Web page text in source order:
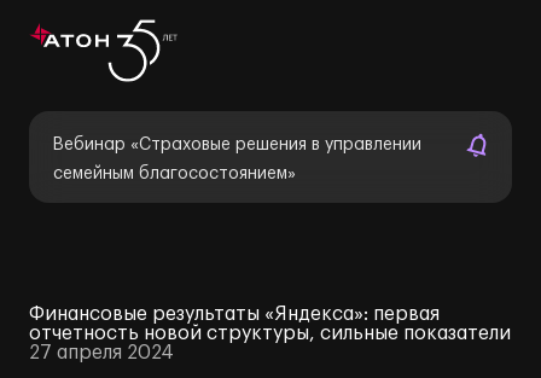
Вебинар «Страховые решения в управлении
семейным благосостоянием»
Финансовые результаты «Яндекса»: первая
отчетность новой структуры, сильные показатели
27 апреля 2024